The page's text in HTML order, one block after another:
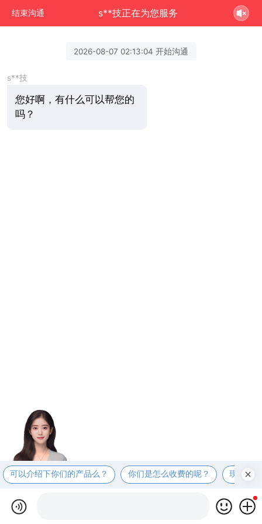
结束沟通 s**技正在为您服务
2026-08-07 02:13:04 开始沟通
s**技
您好啊，有什么可以帮您的
吗？
可以介绍下你们的产品么？ 你们是怎么收费的呢？ 现在有